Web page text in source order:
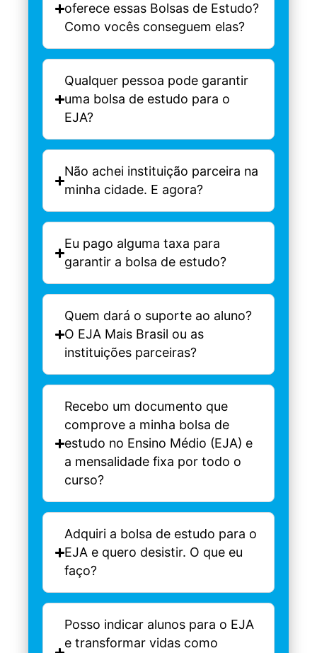
oferece essas Bolsas de Estudo?
Como vocês conseguem elas?
Qualquer pessoa pode garantir
uma bolsa de estudo para o
EJA?
Não achei instituição parceira na
minha cidade. E agora?
Eu pago alguma taxa para
garantir a bolsa de estudo?
Quem dará o suporte ao aluno?
O EJA Mais Brasil ou as
instituições parceiras?
Recebo um documento que
comprove a minha bolsa de
estudo no Ensino Médio (EJA) e
a mensalidade fixa por todo o
curso?
Adquiri a bolsa de estudo para o
EJA e quero desistir. O que eu
faço?
Posso indicar alunos para o EJA
e transformar vidas como